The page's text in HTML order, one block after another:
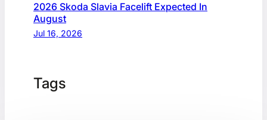
2026 Skoda Slavia Facelift Expected In
August
Jul 16, 2026
Tags